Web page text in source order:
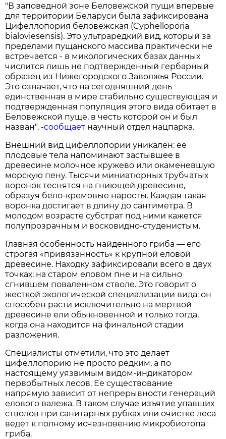
"В заповедной зоне Беловежской пущи впервые
для территории Беларуси была зафиксирована
Цифеллопория беловежская (Cyphelloporia
bialoviesensis). Это ультраредкий вид, который за
пределами пущанского массива практически не
встречается - в микологических базах данных
числится лишь не подтвержденный гербарный
образец из Нижегородского Заволжья России.
Это означает, что на сегодняшний день
единственная в мире стабильно существующая и
подтвержденная популяция этого вида обитает в
Беловежской пуще, в честь которой он и был
назван", -сообщает научный отдел нацпарка.
Внешний вид цифеллопории уникален: ее
плодовые тела напоминают застывшее в
древесине молочное кружево или окаменевшую
морскую пену. Тысячи миниатюрных трубчатых
воронок теснятся на гниющей древесине,
образуя бело-кремовые наросты. Каждая такая
воронка достигает в длину до сантиметра. В
молодом возрасте субстрат под ними кажется
полупрозрачным и восковидно-студенистым.
Главная особенность найденного гриба — его
строгая «привязанность» к крупной еловой
древесине. Находку зафиксировали всего в двух
точках: на старом еловом пне и на сильно
сгнившем поваленном стволе. Это говорит о
жесткой экологической специализации вида: он
способен расти исключительно на мертвой
древесине ели обыкновенной и только тогда,
когда она находится на финальной стадии
разложения.
Специалисты отметили, что это делает
цифеллопорию не просто редким, а по
настоящему уязвимым видом-индикатором
первобытных лесов. Ее существование
напрямую зависит от непрерывности генераций
елового валежа. В таком случае изъятие упавших
стволов при санитарных рубках или очистке леса
ведет к полному исчезновению микробиотопа
гриба.